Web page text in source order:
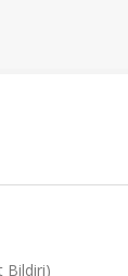
Bildiri)